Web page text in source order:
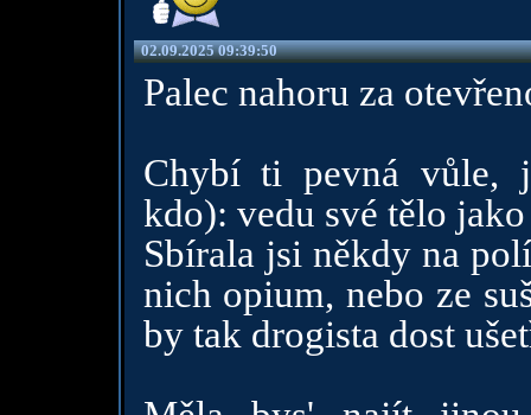
02.09.2025 09:39:50
Palec nahoru za
Chybí ti pevná vůle,
kdo): vedu své tělo
Sbírala jsi někdy na
nich opium, nebo ze
by tak drogista dost